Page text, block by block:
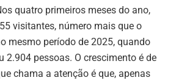
quatro primeiros meses do ano,
visitantes, número mais que o
mesmo período de 2025, quando
2.904 pessoas. O crescimento é de
chama a atenção é que, apenas